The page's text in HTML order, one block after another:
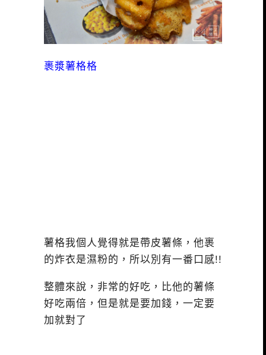
裹漿薯格格
薯格我個人覺得就是帶皮薯條，他裹
的炸衣是濕粉的，所以別有一番口感!!
整體來說，非常的好吃，比他的薯條
好吃兩倍，但是就是要加錢，一定要
加就對了